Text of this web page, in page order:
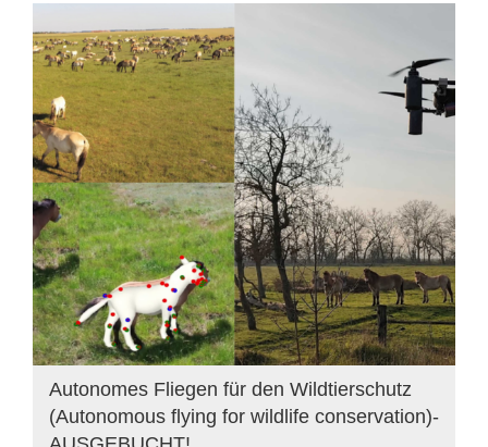
Autonomes Fliegen für den Wildtierschutz
(Autonomous flying for wildlife conservation)-